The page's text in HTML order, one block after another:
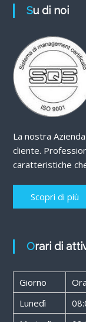
Su di noi
La nostra
cliente.
caratteristiche
Scopri di più
Orari di
Giorno
Lunedì